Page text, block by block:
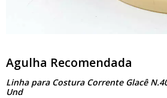
Agulha Recomendada
Linha para Costura Corrente Glacê
Und